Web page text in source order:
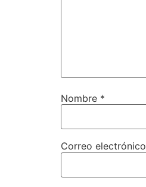
Nombre *
Correo electrónico